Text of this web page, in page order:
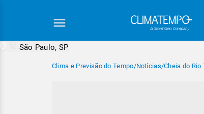
São Paulo, SP
Clima e Previsão do Tempo/Notícias/Cheia do